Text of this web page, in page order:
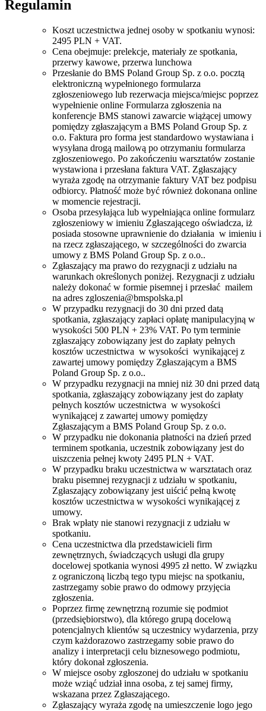
Regulamin
Koszt uczestnictwa jednej osoby w spotkaniu wynosi:
2495 PLN + VAT.
Cena obejmuje: prelekcje, materiały ze spotkania,
przerwy kawowe, przerwa lunchowa
Przesłanie do BMS Poland Group Sp. z o.o. pocztą
elektroniczną wypełnionego formularza
zgłoszeniowego lub rezerwacja miejsca/miejsc poprzez
wypełnienie online Formularza zgłoszenia na
konferencje BMS stanowi zawarcie wiążącej umowy
pomiędzy zgłaszającym a BMS Poland Group Sp. z
o.o. Faktura pro forma jest standardowo wystawiana i
wysyłana drogą mailową po otrzymaniu formularza
zgłoszeniowego. Po zakończeniu warsztatów zostanie
wystawiona i przesłana faktura VAT. Zgłaszający
wyraża zgodę na otrzymanie faktury VAT bez podpisu
odbiorcy. Płatność może być również dokonana online
w momencie rejestracji.
Osoba przesyłająca lub wypełniająca online formularz
zgłoszeniowy w imieniu Zgłaszającego oświadcza, iż
posiada stosowne uprawnienie do działania w imieniu i
na rzecz zgłaszającego, w szczególności do zwarcia
umowy z BMS Poland Group Sp. z o.o..
Zgłaszający ma prawo do rezygnacji z udziału na
warunkach określonych poniżej. Rezygnacji z udziału
należy dokonać w formie pisemnej i przesłać mailem
na adres zgloszenia@bmspolska.pl
W przypadku rezygnacji do 30 dni przed datą
spotkania, zgłaszający zapłaci opłatę manipulacyjną w
wysokości 500 PLN + 23% VAT. Po tym terminie
zgłaszający zobowiązany jest do zapłaty pełnych
kosztów uczestnictwa w wysokości wynikającej z
zawartej umowy pomiędzy Zgłaszającym a BMS
Poland Group Sp. z o.o..
W przypadku rezygnacji na mniej niż 30 dni przed datą
spotkania, zgłaszający zobowiązany jest do zapłaty
pełnych kosztów uczestnictwa w wysokości
wynikającej z zawartej umowy pomiędzy
Zgłaszającym a BMS Poland Group Sp. z o.o.
W przypadku nie dokonania płatności na dzień przed
terminem spotkania, uczestnik zobowiązany jest do
uiszczenia pełnej kwoty 2495 PLN + VAT.
W przypadku braku uczestnictwa w warsztatach oraz
braku pisemnej rezygnacji z udziału w spotkaniu,
Zgłaszający zobowiązany jest uiścić pełną kwotę
kosztów uczestnictwa w wysokości wynikającej z
umowy.
Brak wpłaty nie stanowi rezygnacji z udziału w
spotkaniu.
Cena uczestnictwa dla przedstawicieli firm
zewnętrznych, świadczących usługi dla grupy
docelowej spotkania wynosi 4995 zł netto. W związku
z ograniczoną liczbą tego typu miejsc na spotkaniu,
zastrzegamy sobie prawo do odmowy przyjęcia
zgłoszenia.
Poprzez firmę zewnętrzną rozumie się podmiot
(przedsiębiorstwo), dla którego grupą docelową
potencjalnych klientów są uczestnicy wydarzenia, przy
czym każdorazowo zastrzegamy sobie prawo do
analizy i interpretacji celu biznesowego podmiotu,
który dokonał zgłoszenia.
W miejsce osoby zgłoszonej do udziału w spotkaniu
może wziąć udział inna osoba, z tej samej firmy,
wskazana przez Zgłaszającego.
Zgłaszający wyraża zgodę na umieszczenie logo jego